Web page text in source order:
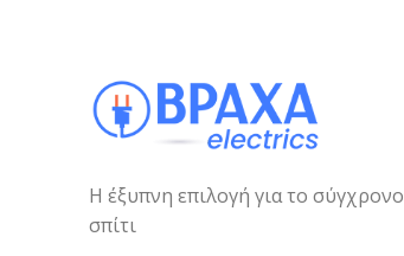
Η έξυπνη επιλογή για το σύγχρονο
σπίτι